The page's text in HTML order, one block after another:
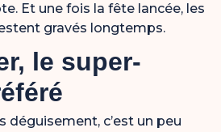
Et une fois la fête lancée, les
gravés longtemps.
le super-
déguisement, c’est un peu